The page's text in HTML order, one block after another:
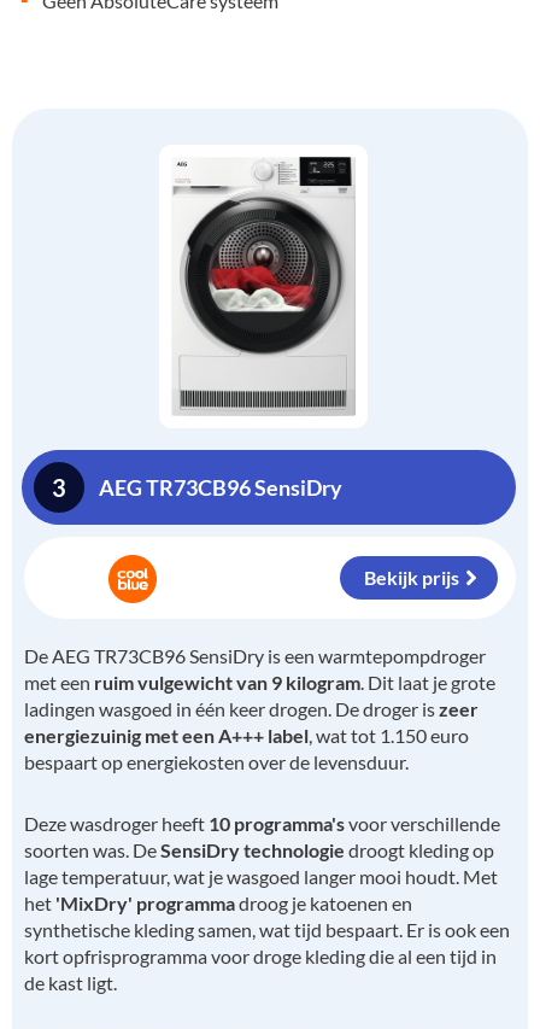
3 AEG TR73CB96 SensiDry
Bekijk prijs
De AEG TR73CB96 SensiDry is een warmtepompdroger
met een ruim vulgewicht van 9 kilogram. Dit laat je grote
ladingen wasgoed in één keer drogen. De droger iszeer
energiezuinig met een A+++ label, wat tot 1.150 euro
bespaart op energiekosten over de levensduur.
Deze wasdroger heeft 10 programma'svoor verschillende
soorten was. DeSensiDry technologie droogt kleding op
lage temperatuur, wat je wasgoed langer mooi houdt. Met
het 'MixDry' programmadroog je katoenen en
synthetische kleding samen, wat tijd bespaart. Er is ook een
kort opfrisprogramma voor droge kleding die al een tijd in
de kast ligt.